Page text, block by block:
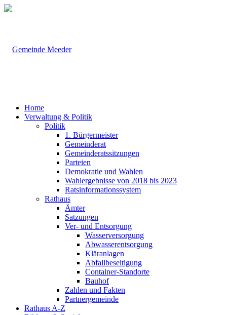
Home
Verwaltung & Politik
Politik
1. Bürgermeister
Gemeinderat
Gemeinderatssitzungen
Parteien
Demokratie und Wahlen
Wahlergebnisse von 2018 bis 2023
Ratsinformationssystem
Rathaus
Ämter
Satzungen
Ver- und Entsorgung
Wasserversorgung
Abwasserentsorgung
Kläranlagen
Abfallbeseitigung
Container-Standorte
Bauhof
Zahlen und Fakten
Partnergemeinde
Rathaus A-Z